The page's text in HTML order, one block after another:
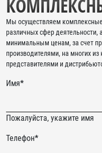
Мы осуществляем
различных сфер
минимальным ценам, за счет
производителями, на многих
представителями и
Имя*
Пожалуйста, укажите имя
Телефон*